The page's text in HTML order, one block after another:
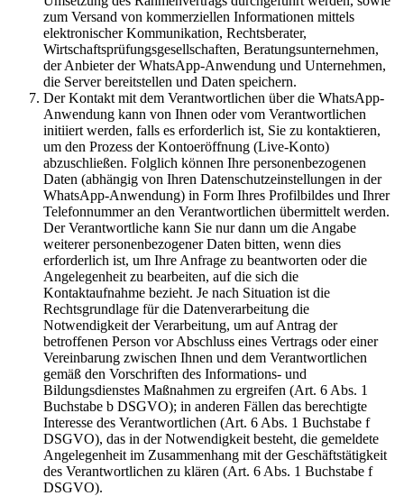
zum Versand von kommerziellen Informationen mittels
elektronischer Kommunikation, Rechtsberater,
Wirtschaftsprüfungsgesellschaften, Beratungsunternehmen,
der Anbieter der WhatsApp-Anwendung und Unternehmen,
die Server bereitstellen und Daten speichern.
Der Kontakt mit dem Verantwortlichen über die WhatsApp-
Anwendung kann von Ihnen oder vom Verantwortlichen
initiiert werden, falls es erforderlich ist, Sie zu kontaktieren,
um den Prozess der Kontoeröffnung (Live-Konto)
abzuschließen. Folglich können Ihre personenbezogenen
Daten (abhängig von Ihren Datenschutzeinstellungen in der
WhatsApp-Anwendung) in Form Ihres Profilbildes und Ihrer
Telefonnummer an den Verantwortlichen übermittelt werden.
Der Verantwortliche kann Sie nur dann um die Angabe
weiterer personenbezogener Daten bitten, wenn dies
erforderlich ist, um Ihre Anfrage zu beantworten oder die
Angelegenheit zu bearbeiten, auf die sich die
Kontaktaufnahme bezieht. Je nach Situation ist die
Rechtsgrundlage für die Datenverarbeitung die
Notwendigkeit der Verarbeitung, um auf Antrag der
betroffenen Person vor Abschluss eines Vertrags oder einer
Vereinbarung zwischen Ihnen und dem Verantwortlichen
gemäß den Vorschriften des Informations- und
Bildungsdienstes Maßnahmen zu ergreifen (Art. 6 Abs. 1
Buchstabe b DSGVO); in anderen Fällen das berechtigte
Interesse des Verantwortlichen (Art. 6 Abs. 1 Buchstabe f
DSGVO), das in der Notwendigkeit besteht, die gemeldete
Angelegenheit im Zusammenhang mit der Geschäftstätigkeit
des Verantwortlichen zu klären (Art. 6 Abs. 1 Buchstabe f
DSGVO).